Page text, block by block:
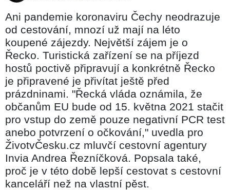
Ani pandemie koronaviru Čechy neodrazuje
od cestování, mnozí už mají na léto
koupené zájezdy. Největší zájem je o
Řecko. Turistická zařízení se na příjezd
hostů poctivě připravují a konkrétně Řecko
je připravené je přivítat ještě před
prázdninami. "Řecká vláda oznámila, že
občanům EU bude od 15. května 2021 stačit
pro vstup do země pouze negativní PCR test
anebo potvrzení o očkování," uvedla pro
ŽivotvČesku.cz mluvčí cestovní agentury
Invia Andrea Řezníčková. Popsala také,
proč je v této době lepší cestovat s cestovní
kanceláří než na vlastní pěst.